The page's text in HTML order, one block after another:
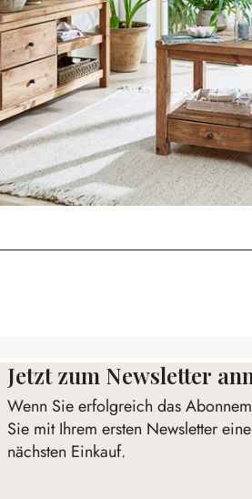
Jetzt zum Newsletter
Wenn Sie erfolgreich das
Sie mit Ihrem ersten Newsletter
nächsten Einkauf.